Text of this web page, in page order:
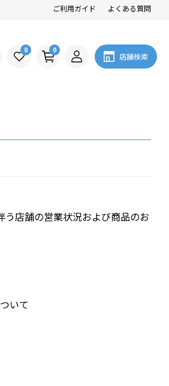
ご利用ガイド よくある質問
0 0
店舗検索
う店舗の営業状況および商品のお
いて